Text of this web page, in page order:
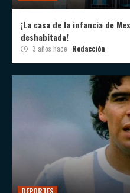
¡La casa de la infancia de
deshabitada!
3 años hace Redacción
DEPORTES